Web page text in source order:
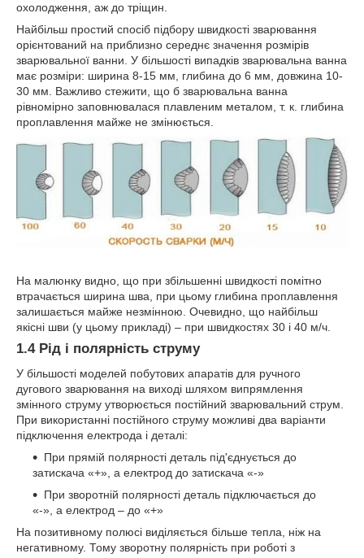
охолодження, аж до тріщин.
Найбільш простий спосіб підбору швидкості зварювання
орієнтований на приблизно середнє значення розмірів
зварювальної ванни. У більшості випадків зварювальна ванна
має розміри: ширина 8-15 мм, глибина до 6 мм, довжина 10-
30 мм. Важливо стежити, що б зварювальна ванна
рівномірно заповнювалася плавленим металом, т. к. глибина
проплавлення майже не змінюється.
На малюнку видно, що при збільшенні швидкості помітно
втрачається ширина шва, при цьому глибина проплавлення
залишається майже незмінною. Очевидно, що найбільш
якісні шви (у цьому прикладі) – при швидкостях 30 і 40 м/ч.
1.4 Рід і полярність струму
У більшості моделей побутових апаратів для ручного
дугового зварювання на виході шляхом випрямлення
змінного струму утворюється постійний зварювальний струм.
При використанні постійного струму можливі два варіанти
підключення електрода і деталі:
При прямій полярності деталь під'єднується до
затискача «+», а електрод до затискача «-»
При зворотній полярності деталь підключається до
«-», а електрод – до «+»
На позитивному полюсі виділяється більше тепла, ніж на
негативному. Тому зворотну полярність при роботі з